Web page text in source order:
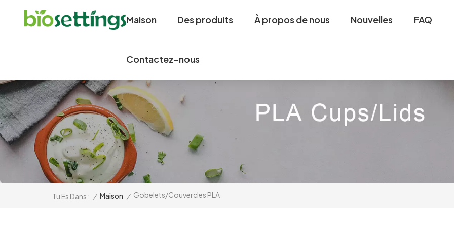
Maison Des produits À propos de nous Nouvelles FAQ
Contactez-nous
Tu Es Dans : / Maison / Gobelets/couvercles PLA